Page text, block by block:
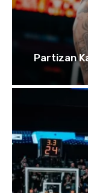
Partizan